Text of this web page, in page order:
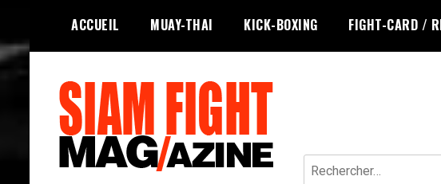
content
ACCUEIL MUAY-THAI KICK-BOXING FIGHT-CARD /
Rechercher :